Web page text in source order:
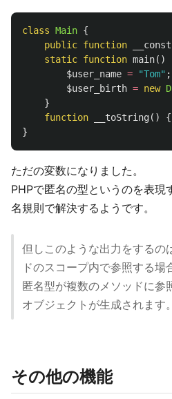
class Main {
public function
static function main()
$user_name = "Tom" ;
$user_birth = new
}
function
__toString() {
}
ただの変数になりました。
PHPで匿名の型というのを表現
名規則で解決するようです。
但しこのような出力をするの
ドのスコープ内で参照する場
匿名型が複数のメソッドに参
オブジェクトが生成されます。
その他の機能